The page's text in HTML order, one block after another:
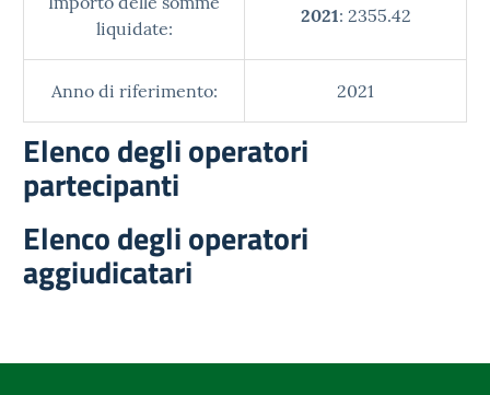
liquidate:
2021: 2355.42
Anno di riferimento: 2021
Elenco degli operatori
partecipanti
Elenco degli operatori
aggiudicatari